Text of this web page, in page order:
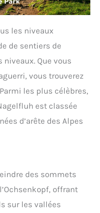
les niveaux
de sentiers de
niveaux. Que vous
vous trouverez
les plus célèbres,
est classée
d’arête des Alpes
des sommets
offrant
sur les vallées